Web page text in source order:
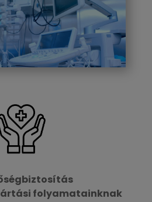
folyamatainknak